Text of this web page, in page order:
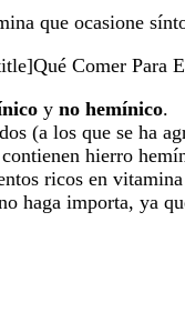
que ocasione
Comer Para
y no hemínico.
(a los que se ha
hierro
ricos en
haga importa, ya